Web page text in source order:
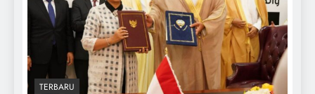
TERBARU